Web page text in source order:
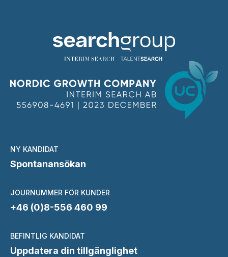
NY KANDIDAT
Spontanansökan
JOURNUMMER FÖR KUNDER
+46 (0)8-556 460 99
BEFINTLIG KANDIDAT
Uppdatera din tillgänglighet